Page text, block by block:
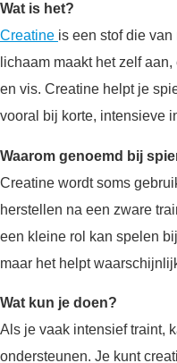
Wat is het?
Creatine is een stof die
lichaam maakt het zelf
en vis. Creatine helpt je
vooral bij korte, intensieve
Waarom genoemd bij
Creatine wordt soms
herstellen na een zware
een kleine rol kan spelen
maar het helpt
Wat kun je doen?
Als je vaak intensief traint,
ondersteunen. Je kunt